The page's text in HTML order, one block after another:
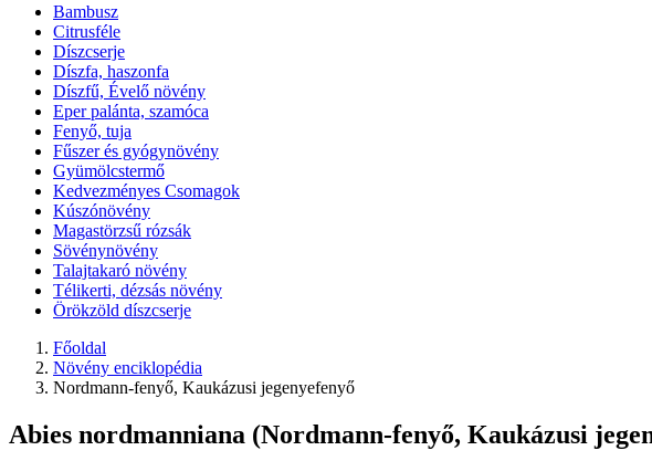
Bambusz
Citrusféle
Díszcserje
Díszfa, haszonfa
Díszfű, Évelő növény
Eper palánta, szamóca
Fenyő, tuja
Fűszer és gyógynövény
Gyümölcstermő
Kedvezményes Csomagok
Kúszónövény
Magastörzsű rózsák
Sövénynövény
Talajtakaró növény
Télikerti, dézsás növény
Örökzöld díszcserje
Főoldal
Növény enciklopédia
Nordmann-fenyő, Kaukázusi jegenyefenyő
Abies nordmanniana (Nordmann-fenyő, Kaukázusi